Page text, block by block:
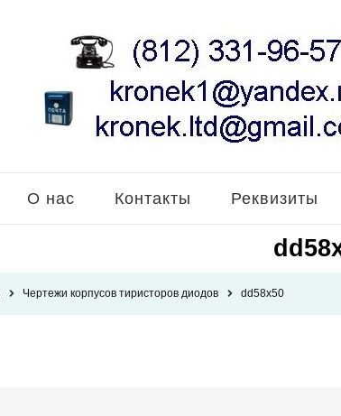
О нас Контакты Реквизиты
Чертежи корпусов тиристоров диодов dd58x50